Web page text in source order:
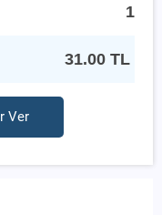
1
31.00 TL
Ver